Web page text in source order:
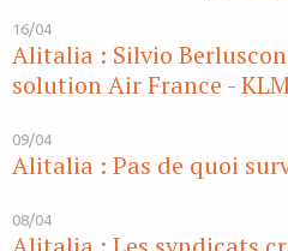
16/04
Alitalia : Silvio
solution Air France -
09/04
Alitalia : Pas de quoi
08/04